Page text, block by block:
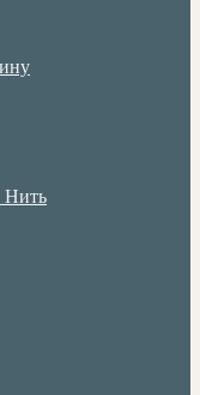
Нить